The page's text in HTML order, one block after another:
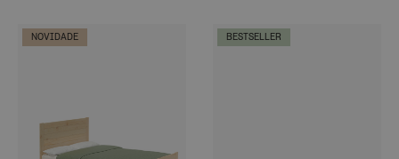
NOVIDADE BESTSELLER